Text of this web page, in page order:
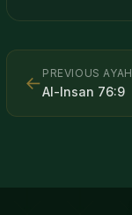
← PREVIOUS AYAH
Al-Insan 76:9